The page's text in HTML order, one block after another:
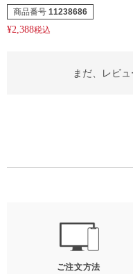
商品番号 11238686
¥2,388税込
まだ、レビ
ご注文方法